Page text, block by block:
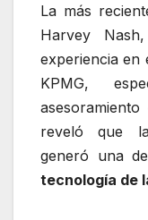
La más
Harvey
experiencia en
KPMG,
reveló que
generó una
tecnología de